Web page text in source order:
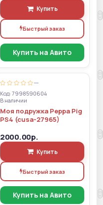
Купить
Быстрый заказ
Купить на Авито
—
Код: 7998590604
В наличии
Моя подружка Peppa Pig
PS4 (cusa-27965)
2000.00р.
Купить
Быстрый заказ
Купить на Авито